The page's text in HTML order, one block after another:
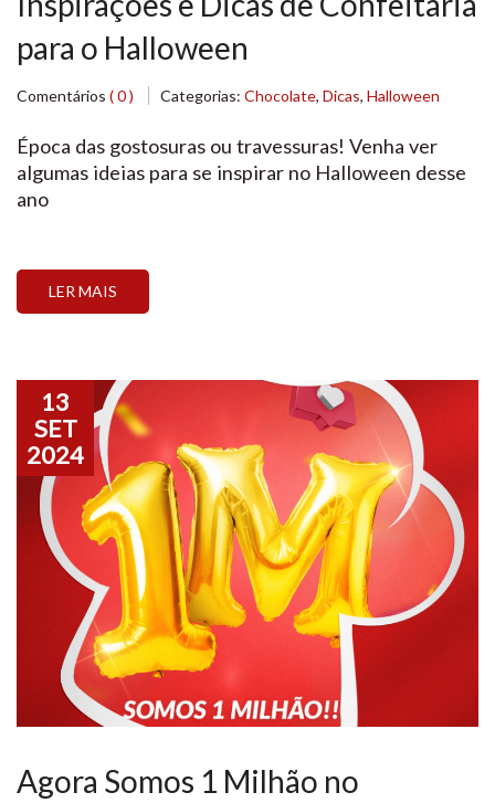
para o Halloween
Comentários ( 0 ) Categorias: Chocolate, Dicas, Halloween
Época das gostosuras ou travessuras! Venha ver
algumas ideias para se inspirar no Halloween desse
ano
LER MAIS
Agora Somos 1 Milhão no
13
SET
2024